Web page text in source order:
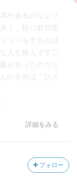
気。
があるのはしり
く、特に初対面
ョンをするのは
人と絡んですご
があったのだな
の名前は「ひさ
詳細をみる
フォロー